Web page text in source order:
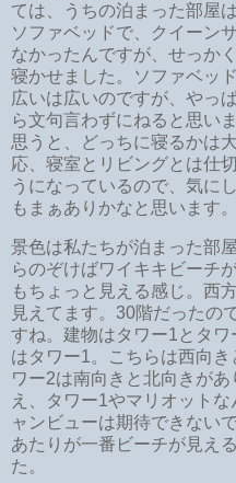
ては、うちの泊まった部屋
ソファベッドで、クイーン
なかったんですが、せっか
寝かせました。ソファベッ
広いは広いのですが、やっ
ら文句言わずにねると思い
思うと、どっちに寝るかは
応、寝室とリビングとは仕
うになっているので、気に
もまぁありかなと思います。
景色は私たちが泊まった部
らのぞけばワイキキビーチ
もちょっと見える感じ。西
見えてます。30階だったの
すね。建物はタワー1とタ
はタワー1。こちらは西向
ワー2は南向きと北向きが
え、タワー1やマリオット
ャンビューは期待できない
あたりが一番ビーチが見え
た。